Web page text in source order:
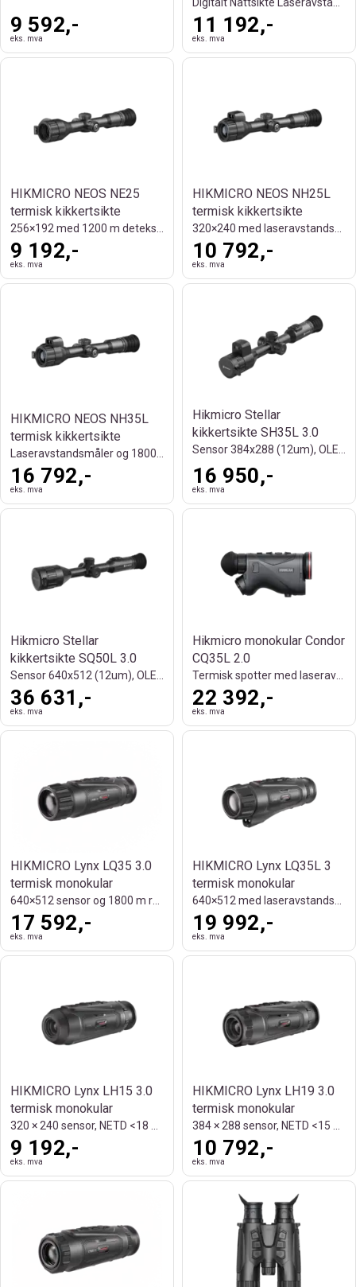
9 592,-
eks. mva
Digitalt Nattsikte Laseravstandsmåler
11 192,-
eks. mva
HIKMICRO NEOS NE25
termisk kikkertsikte
9 192,-
eks. mva
HIKMICRO NEOS NH25L
termisk kikkertsikte
10 792,-
eks. mva
HIKMICRO NEOS NH35L
termisk kikkertsikte
16 792,-
eks. mva
Hikmicro Stellar
kikkertsikte SH35L 3.0
Sensor 384x288 (12um), OLED 2560x2560
16 950,-
eks. mva
Hikmicro Stellar
kikkertsikte SQ50L 3.0
36 631,-
eks. mva
Hikmicro monokular Condor
CQ35L 2.0
22 392,-
eks. mva
HIKMICRO Lynx LQ35 3.0
termisk monokular
17 592,-
eks. mva
HIKMICRO Lynx LQ35L 3
termisk monokular
19 992,-
eks. mva
HIKMICRO Lynx LH15 3.0
termisk monokular
320 × 240 sensor, NETD <18 mK og 750 m
9 192,-
eks. mva
HIKMICRO Lynx LH19 3.0
termisk monokular
384 × 288 sensor, NETD <15 mK og 900 m
10 792,-
eks. mva